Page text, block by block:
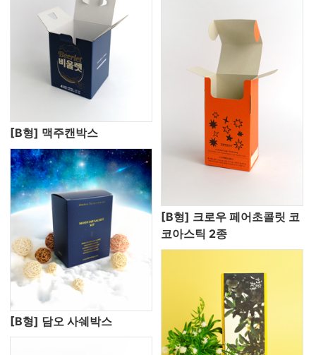
[B형] 맥주캔박스
[B형] 담오 사쉐박스
[B형] 크로우 페어초콜릿 코
코아스틱 2종